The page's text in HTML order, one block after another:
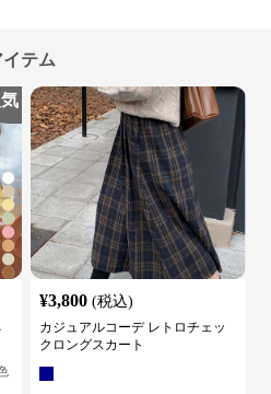
テム
¥3,800 (税込)
カジュアルコーデ レトロチェッ
クロングスカート